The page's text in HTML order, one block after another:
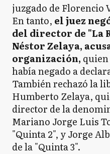
juzgado de Florencio
En tanto, el juez
del director de "La
Néstor Zelaya,
organización, quien
había negado a
También rechazó la
Humberto Zelaya,
director de la
Mariano Jorge Luis
"Quinta 2", y Jorge
de la "Quinta 3".